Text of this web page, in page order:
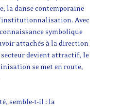
la danse contemporaine
Avec
symbolique
attachés à la direction
devient attractif, le
se met en route,
semble-t-il : la